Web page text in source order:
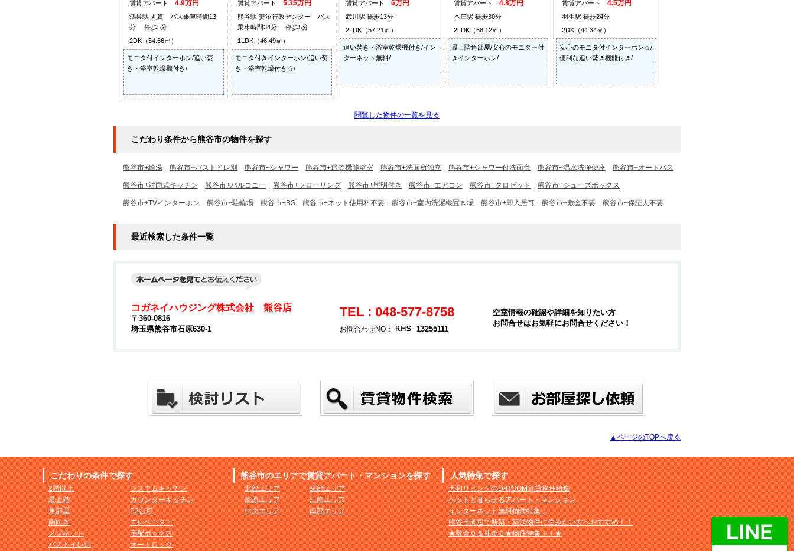
賃貸アパート 4.9万円
鴻巣駅 丸貫 バス乗車時間13
分 停歩5分
2DK（54.66㎡）
モニタ付インターホン/追い焚
き・浴室乾燥機付き/
賃貸アパート 5.35万円
熊谷駅 妻沼行政センター バス
乗車時間34分 停歩5分
1LDK（46.49㎡）
モニタ付きインターホン/追い焚
き・浴室乾燥付き☆/
賃貸アパート 6万円
武川駅 徒歩13分
2LDK（57.21㎡）
追い焚き・浴室乾燥機付き/イン
ターネット無料/
賃貸アパート 4.8万円
本庄駅 徒歩30分
2LDK（58.12㎡）
最上階角部屋/安心のモニター付
きインターホン/
賃貸アパート 4.5万円
羽生駅 徒歩24分
2DK（44.34㎡）
安心のモニタ付インターホン☆/
便利な追い焚き機能付き/
閲覧した物件の一覧を見る
こだわり条件から熊谷市の物件を探す
熊谷市+給湯 熊谷市+バストイレ別 熊谷市+シャワー 熊谷市+追焚機能浴室 熊谷市+洗面所独立 熊谷市+シャワー付洗面台 熊谷市+温水洗浄便座 熊谷市+オートバス
熊谷市+対面式キッチン 熊谷市+バルコニー 熊谷市+フローリング 熊谷市+照明付き 熊谷市+エアコン 熊谷市+クロゼット 熊谷市+シューズボックス
熊谷市+TVインターホン 熊谷市+駐輪場 熊谷市+BS 熊谷市+ネット使用料不要 熊谷市+室内洗濯機置き場 熊谷市+即入居可 熊谷市+敷金不要 熊谷市+保証人不要
最近検索した条件一覧
コガネイハウジング株式会社 熊谷店
〒360-0816
埼玉県熊谷市石原630-1
TEL : 048-577-8758
お問合わせNO： 13255111
空室情報の確認や詳細を知りたい方
お問合せはお気軽にお問合せください！
▲ページのTOPへ戻る
こだわりの条件で探す
2階以上
最上階
角部屋
南向き
メゾネット
バストイレ別
システムキッチン
カウンターキッチン
P2台可
エレベーター
宅配ボックス
オートロック
熊谷市のエリアで賃貸アパート・マンションを探す
北部エリア
籠原エリア
中央エリア
東部エリア
江南エリア
南部エリア
人気特集で探す
大和リビングのD-ROOM賃貸物件特集
ペットと暮らせるアパート・マンション
インターネット無料物件特集！
熊谷市周辺で新築・築浅物件に住みたい方へおすすめ！！
★敷金０＆礼金０★物件特集！！★